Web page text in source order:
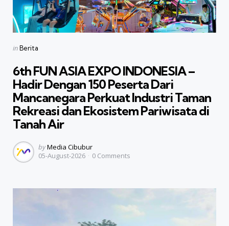
Categories
Posted
inBerita
6th FUN ASIA EXPO INDONESIA –
Hadir Dengan 150 Peserta Dari
Mancanegara Perkuat Industri Taman
Rekreasi dan Ekosistem Pariwisata di
Tanah Air
Posted
by
byMedia Cibubur
05-August-2026
0 Comments